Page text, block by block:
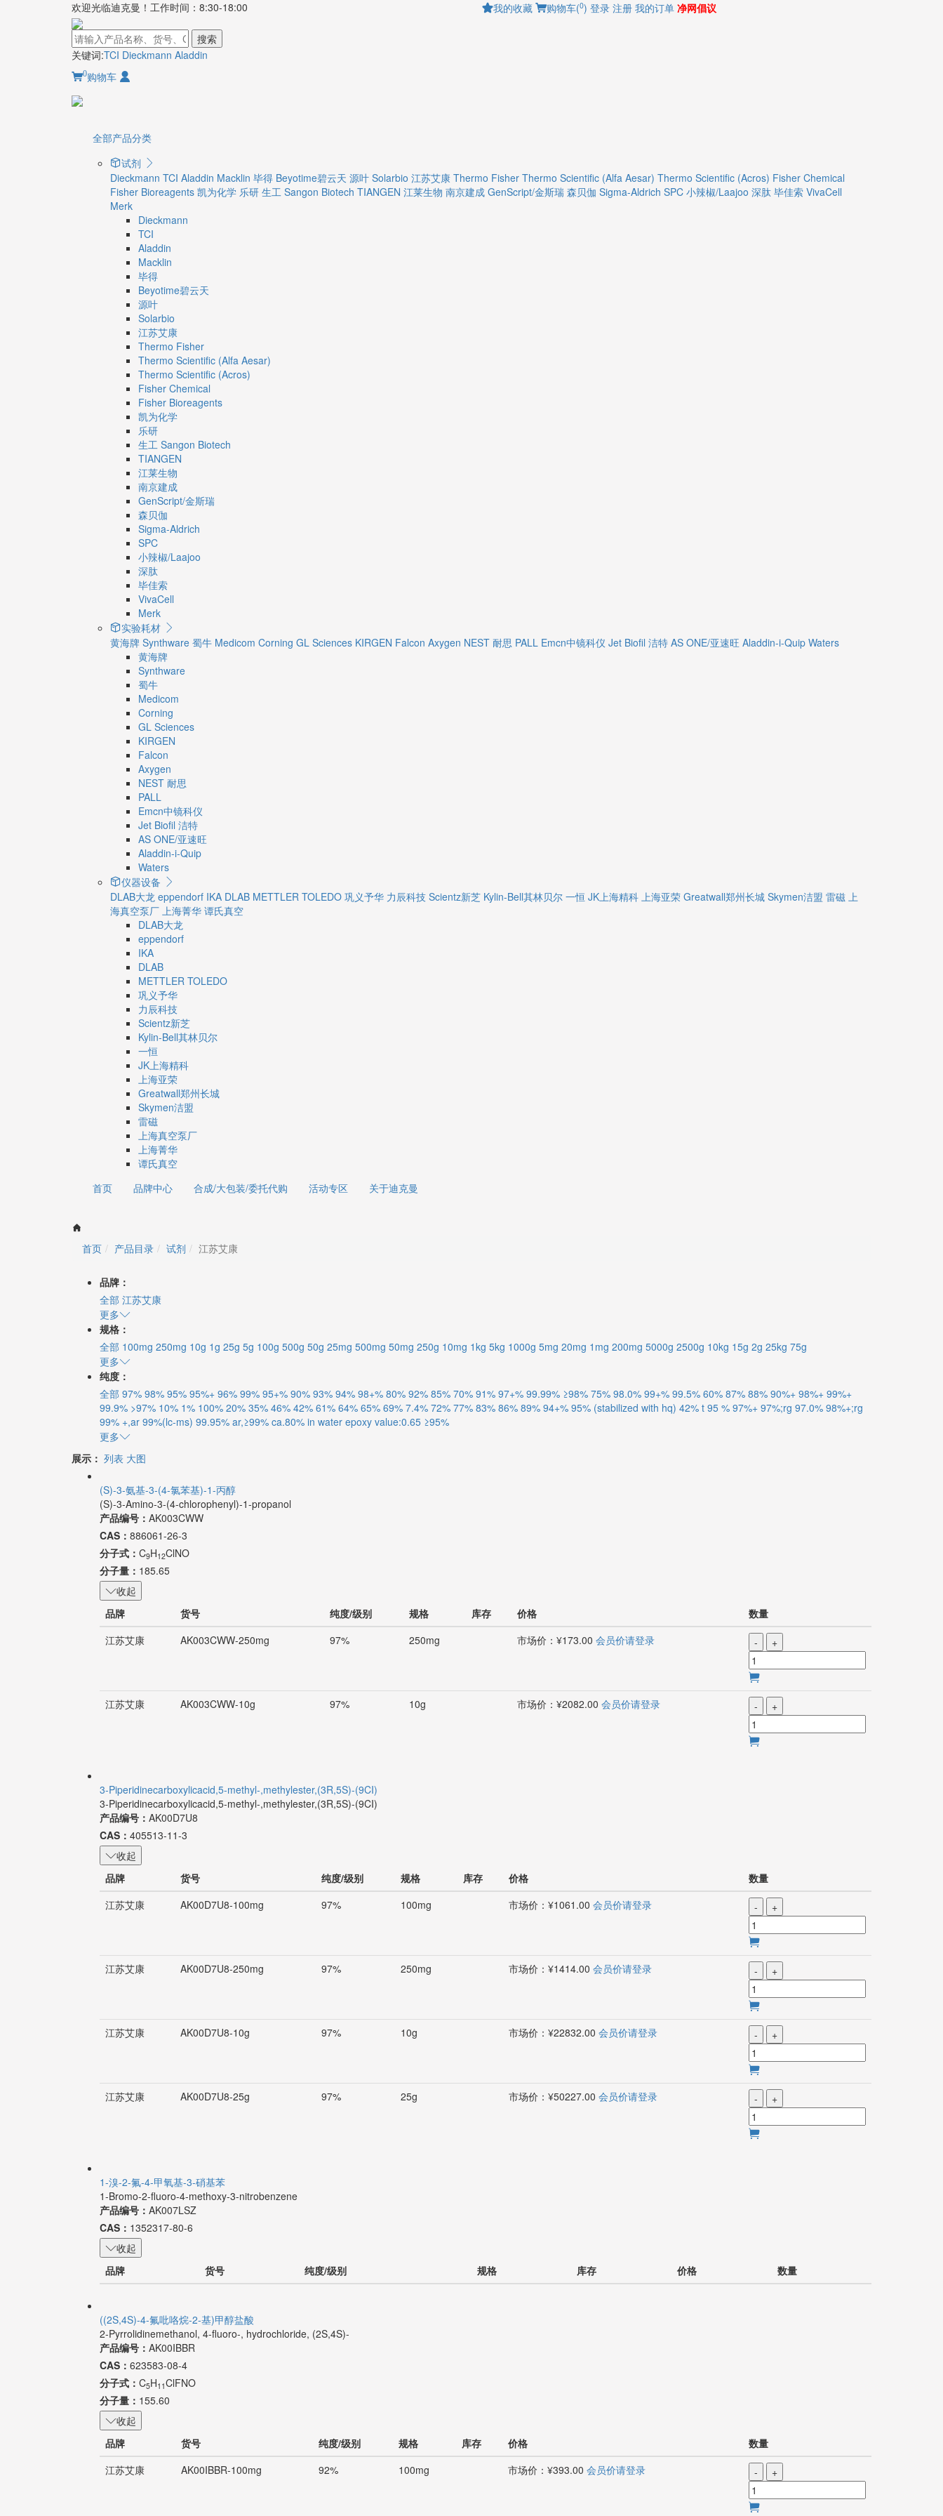
欢迎光临迪克曼！工作时间：8:30-18:00 我的收藏 购物车(0) 登录 注册 我的订单 净网倡议
搜索
关键词:TCI Dieckmann Aladdin
0购物车
全部产品分类
试剂
Dieckmann TCI Aladdin Macklin 毕得 Beyotime碧云天 源叶 Solarbio 江苏艾康 Thermo Fisher Thermo Scientific (Alfa Aesar) Thermo Scientific (Acros) Fisher Chemical
Fisher Bioreagents 凯为化学 乐研 生工 Sangon Biotech TIANGEN 江莱生物 南京建成 GenScript/金斯瑞 森贝伽 Sigma-Aldrich SPC 小辣椒/Laajoo 深肽 毕佳索 VivaCell
Merk
Dieckmann
TCI
Aladdin
Macklin
毕得
Beyotime碧云天
源叶
Solarbio
江苏艾康
Thermo Fisher
Thermo Scientific (Alfa Aesar)
Thermo Scientific (Acros)
Fisher Chemical
Fisher Bioreagents
凯为化学
乐研
生工 Sangon Biotech
TIANGEN
江莱生物
南京建成
GenScript/金斯瑞
森贝伽
Sigma-Aldrich
SPC
小辣椒/Laajoo
深肽
毕佳索
VivaCell
Merk
实验耗材
黄海牌 Synthware 蜀牛 Medicom Corning GL Sciences KIRGEN Falcon Axygen NEST 耐思 PALL Emcn中镜科仪 Jet Biofil 洁特 AS ONE/亚速旺 Aladdin-i-Quip Waters
黄海牌
Synthware
蜀牛
Medicom
Corning
GL Sciences
KIRGEN
Falcon
Axygen
NEST 耐思
PALL
Emcn中镜科仪
Jet Biofil 洁特
AS ONE/亚速旺
Aladdin-i-Quip
Waters
仪器设备
DLAB大龙 eppendorf IKA DLAB METTLER TOLEDO 巩义予华 力辰科技 Scientz新芝 Kylin-Bell其林贝尔 一恒 JK上海精科 上海亚荣 Greatwall郑州长城 Skymen洁盟 雷磁 上
海真空泵厂 上海菁华 谭氏真空
DLAB大龙
eppendorf
IKA
DLAB
METTLER TOLEDO
巩义予华
力辰科技
Scientz新芝
Kylin-Bell其林贝尔
一恒
JK上海精科
上海亚荣
Greatwall郑州长城
Skymen洁盟
雷磁
上海真空泵厂
上海菁华
谭氏真空
首页
品牌中心 合成/大包装/委托代购 活动专区 关于迪克曼
首页 产品目录 试剂 江苏艾康
品牌：
全部 江苏艾康
更多
规格：
全部 100mg 250mg 10g 1g 25g 5g 100g 500g 50g 25mg 500mg 50mg 250g 10mg 1kg 5kg 1000g 5mg 20mg 1mg 200mg 5000g 2500g 10kg 15g 2g 25kg 75g
更多
纯度：
全部 97% 98% 95% 95%+ 96% 99% 95+% 90% 93% 94% 98+% 80% 92% 85% 70% 91% 97+% 99.99% ≥98% 75% 98.0% 99+% 99.5% 60% 87% 88% 90%+ 98%+ 99%+
99.9% >97% 10% 1% 100% 20% 35% 46% 42% 61% 64% 65% 69% 7.4% 72% 77% 83% 86% 89% 94+% 95% (stabilized with hq) 42% t 95 % 97%+ 97%;rg 97.0% 98%+;rg
99% +,ar 99%(lc-ms) 99.95% ar,≥99% ca.80% in water epoxy value:0.65 ≥95%
更多
展示： 列表 大图
(S)-3-氨基-3-(4-氯苯基)-1-丙醇
(S)-3-Amino-3-(4-chlorophenyl)-1-propanol
产品编号： AK003CWW
CAS： 886061-26-3
分子式： C9H12ClNO
分子量： 185.65
收起
品牌
货号 纯度/级别 规格 库存 价格
数量
江苏艾康
AK003CWW-250mg 97% 250mg 市场价：¥173.00 会员价请登录 - +
江苏艾康 AK003CWW-10g 97% 10g 市场价：¥2082.00 会员价请登录 - +
3-Piperidinecarboxylicacid,5-methyl-,methylester,(3R,5S)-(9CI)
3-Piperidinecarboxylicacid,5-methyl-,methylester,(3R,5S)-(9CI)
产品编号： AK00D7U8
CAS： 405513-11-3
收起
品牌
货号 纯度/级别 规格 库存 价格
数量
江苏艾康
AK00D7U8-100mg 97% 100mg 市场价：¥1061.00 会员价请登录 - +
江苏艾康 AK00D7U8-250mg 97% 250mg 市场价：¥1414.00 会员价请登录 - +
江苏艾康 AK00D7U8-10g 97% 10g 市场价：¥22832.00 会员价请登录 - +
江苏艾康 AK00D7U8-25g 97% 25g 市场价：¥50227.00 会员价请登录 - +
1-溴-2-氟-4-甲氧基-3-硝基苯
1-Bromo-2-fluoro-4-methoxy-3-nitrobenzene
产品编号： AK007LSZ
CAS： 1352317-80-6
收起
品牌
货号 纯度/级别 规格 库存 价格 数量
((2S,4S)-4-氟吡咯烷-2-基)甲醇盐酸
2-Pyrrolidinemethanol, 4-fluoro-, hydrochloride, (2S,4S)-
产品编号： AK00IBBR
CAS： 623583-08-4
分子式： C5H11ClFNO
分子量： 155.60
收起
品牌
货号 纯度/级别 规格 库存 价格
数量
江苏艾康
AK00IBBR-100mg 92% 100mg 市场价：¥393.00 会员价请登录 - +